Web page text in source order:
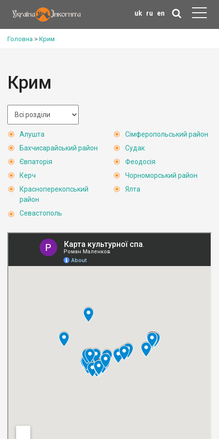
uk ru en
Головна > Крим
Крим
Алушта
Бахчисарайський район
Євпаторія
Керч
Красноперекопський
район
Севастополь
Сімферопольський район
Судак
Феодосія
Чорноморський район
Ялта